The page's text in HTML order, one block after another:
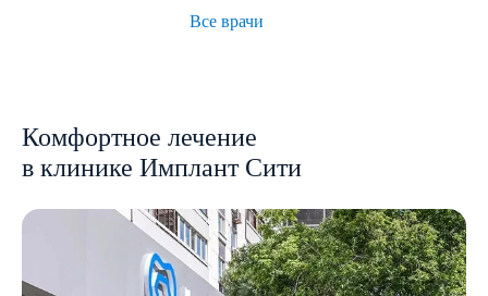
Все врачи
Комфортное лечение
в клинике Имплант Сити